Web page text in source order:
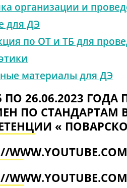
организации и
для ДЭ
по ОТ и ТБ для
материалы для ДЭ
ПО 26.06.2023
ПО СТАНДАРТАМ
«